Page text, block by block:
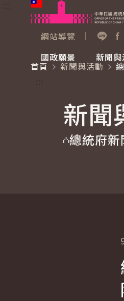
跳到主要內容
網站導覽
國政願景
國家氣候變遷對策委員
重要談話
新聞與
總統府新聞
影音頻道
賴清德總統
參觀資訊
首頁
新聞與活動
新聞
總統府新